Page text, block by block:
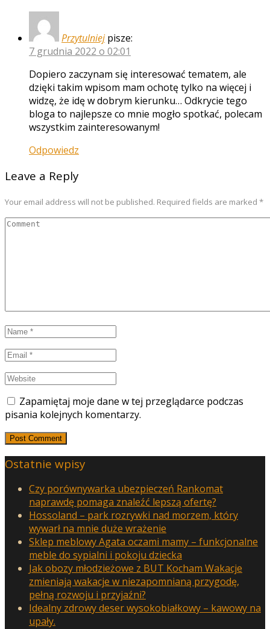
Przytulniej pisze:
7 grudnia 2022 o 02:01
Dopiero zaczynam się interesować tematem, ale
dzięki takim wpisom mam ochotę tylko na więcej i
widzę, że idę w dobrym kierunku… Odkrycie tego
bloga to najlepsze co mnie mogło spotkać, polecam
wszystkim zainteresowanym!
Odpowiedz
Leave a Reply
Your email address will not be published. Required fields are marked *
Zapamiętaj moje dane w tej przeglądarce podczas
pisania kolejnych komentarzy.
Ostatnie wpisy
Czy porównywarka ubezpieczeń Rankomat
naprawdę pomaga znaleźć lepszą ofertę?
Hossoland – park rozrywki nad morzem, który
wywarł na mnie duże wrażenie
Sklep meblowy Agata oczami mamy – funkcjonalne
meble do sypialni i pokoju dziecka
Jak obozy młodzieżowe z BUT Kocham Wakacje
zmieniają wakacje w niezapomnianą przygodę,
pełną rozwoju i przyjaźni?
Idealny zdrowy deser wysokobiałkowy – kawowy na
upały.